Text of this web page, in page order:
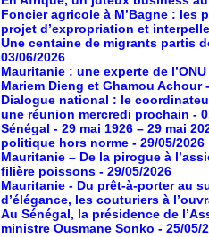
Foncier agricole à M’Bagne : les
projet d’expropriation et
Une centaine de migrants partis
03/06/2026
Mauritanie : une experte de
Mariem Dieng et Ghamou Achour
Dialogue national : le
une réunion mercredi prochain -
Sénégal - 29 mai 1926 – 29 mai
politique hors norme - 29/05/2026
Mauritanie – De la pirogue à
filière poissons - 29/05/2026
Mauritanie - Du prêt-à-porter au
d’élégance, les couturiers à
Au Sénégal, la présidence de
ministre Ousmane Sonko - 25/05/